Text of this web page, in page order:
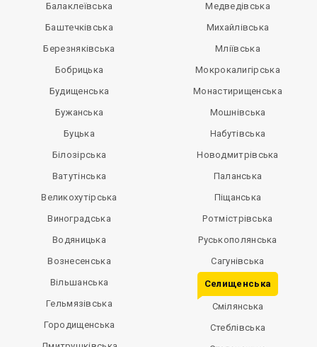
Балаклеївська
Баштечківська
Березняківська
Бобрицька
Будищенська
Бужанська
Буцька
Білозірська
Ватутінська
Великохутірська
Виноградська
Водяницька
Вознесенська
Вільшанська
Гельмязівська
Городищенська
Медведівська
Михайлівська
Мліївська
Мокрокалигірська
Монастирищенська
Мошнівська
Набутівська
Новодмитрівська
Паланська
Піщанська
Ротмістрівська
Руськополянська
Сагунівська
Селищенська
Смілянська
Стеблівська